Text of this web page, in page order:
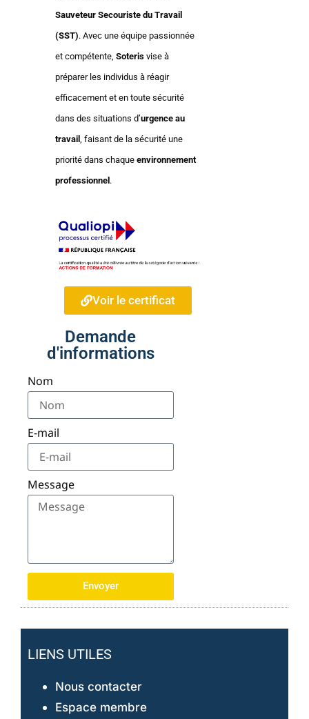
Sauveteur Secouriste du Travail
(SST). Avec une équipe passionnée
et compétente, Soteris vise à
préparer les individus à réagir
efficacement et en toute sécurité
dans des situations d’urgence au
travail , faisant de la sécurité une
priorité dans chaque environnement
professionnel .
Voir le certificat
Demande
d'informations
Nom
E-mail
Message
Envoyer
LIENS UTILES
Nous contacter
Espace membre